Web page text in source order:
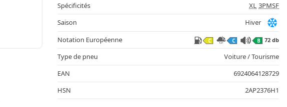
Spécificités XL 3PMSF
Saison
Hiver
Notation Européenne
C C B 72 db
Type de pneu
Voiture / Tourisme
EAN
6924064128729
HSN
2AP2376H1